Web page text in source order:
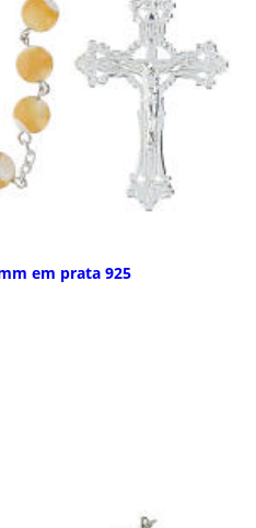
em prata 925